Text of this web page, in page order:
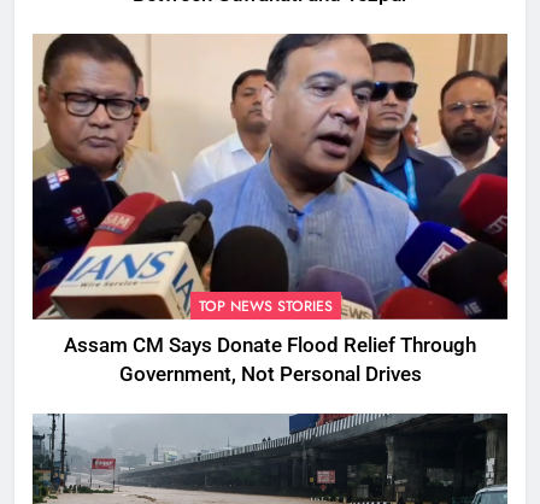
TOP NEWS STORIES
Assam CM Says Donate Flood Relief Through
Government, Not Personal Drives